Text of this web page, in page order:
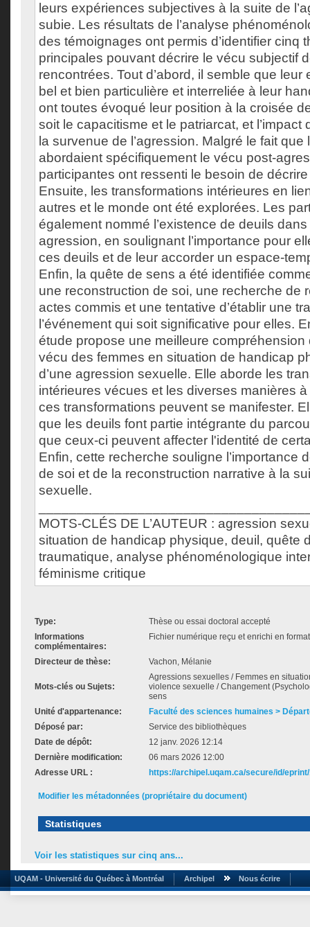
leurs expériences subjectives à la suite de
subie. Les résultats de l’analyse
des témoignages ont permis d’identifier cinq
principales pouvant décrire le vécu subjectif
rencontrées. Tout d’abord, il semble que leur
bel et bien particulière et interreliée à leur
ont toutes évoqué leur position à la croisée
soit le capacitisme et le patriarcat, et l’impact
la survenue de l’agression. Malgré le fait que
abordaient spécifiquement le vécu post-
participantes ont ressenti le besoin de
Ensuite, les transformations intérieures en
autres et le monde ont été explorées. Les
également nommé l’existence de deuils
agression, en soulignant l’importance pour
ces deuils et de leur accorder un espace-
Enfin, la quête de sens a été identifiée
une reconstruction de soi, une recherche de
actes commis et une tentative d’établir une
l’événement qui soit significative pour elles.
étude propose une meilleure compréhension
vécu des femmes en situation de handicap
d’une agression sexuelle. Elle aborde les
intérieures vécues et les diverses manières
ces transformations peuvent se manifester.
que les deuils font partie intégrante du
que ceux-ci peuvent affecter l'identité de
Enfin, cette recherche souligne l’importance
de soi et de la reconstruction narrative à la
sexuelle.
MOTS-CLÉS DE L’AUTEUR : agression
situation de handicap physique, deuil, quête
traumatique, analyse phénoménologique
féminisme critique
Type:
Thèse ou essai doctoral accepté
Informations
complémentaires:
Fichier numérique reçu et enrichi en
Directeur de thèse: Vachon, Mélanie
Mots-clés ou Sujets:
Agressions sexuelles / Femmes en
violence sexuelle / Changement
sens
Unité d'appartenance:
Faculté des sciences humaines >
Déposé par:
Service des bibliothèques
Date de dépôt:
12 janv. 2026 12:14
Dernière modification:
06 mars 2026 12:00
Adresse URL :
https://archipel.uqam.ca/secure/id/
Modifier les métadonnées (propriétaire du document)
Statistiques
Voir les statistiques sur cinq ans...
UQAM - Université du Québec à Montréal Archipel Nous écrire